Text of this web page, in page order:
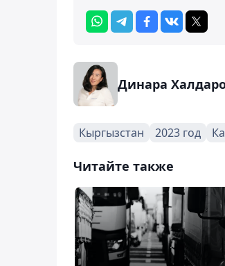
Динара
Кыргызстан 2023 год
Читайте также